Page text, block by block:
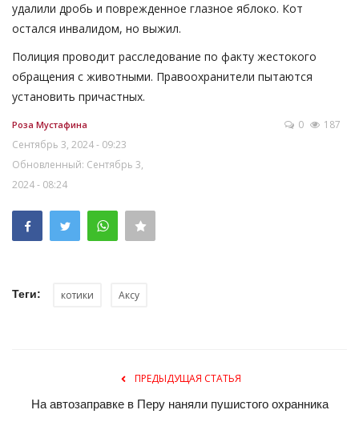
удалили дробь и поврежденное глазное яблоко. Кот
остался инвалидом, но выжил.
Полиция проводит расследование по факту жестокого
обращения с животными. Правоохранители пытаются
установить причастных.
Роза Мустафина
Сентябрь 3, 2024 - 09:23
Обновленный: Сентябрь 3,
2024 - 08:24
0 187
Теги: котики Аксу
ПРЕДЫДУЩАЯ СТАТЬЯ
На автозаправке в Перу наняли пушистого охранника